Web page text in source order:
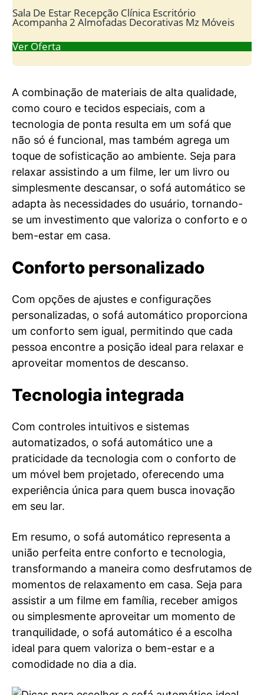
Sala De Estar Recepção Clínica Escritório
Acompanha 2 Almofadas Decorativas Mz Móveis
Ver Oferta
A combinação de materiais de alta qualidade,
como couro e tecidos especiais, com a
tecnologia de ponta resulta em um sofá que
não só é funcional, mas também agrega um
toque de sofisticação ao ambiente. Seja para
relaxar assistindo a um filme, ler um livro ou
simplesmente descansar, o sofá automático se
adapta às necessidades do usuário, tornando-
se um investimento que valoriza o conforto e o
bem-estar em casa.
Conforto personalizado
Com opções de ajustes e configurações
personalizadas, o sofá automático proporciona
um conforto sem igual, permitindo que cada
pessoa encontre a posição ideal para relaxar e
aproveitar momentos de descanso.
Tecnologia integrada
Com controles intuitivos e sistemas
automatizados, o sofá automático une a
praticidade da tecnologia com o conforto de
um móvel bem projetado, oferecendo uma
experiência única para quem busca inovação
em seu lar.
Em resumo, o sofá automático representa a
união perfeita entre conforto e tecnologia,
transformando a maneira como desfrutamos de
momentos de relaxamento em casa. Seja para
assistir a um filme em família, receber amigos
ou simplesmente aproveitar um momento de
tranquilidade, o sofá automático é a escolha
ideal para quem valoriza o bem-estar e a
comodidade no dia a dia.